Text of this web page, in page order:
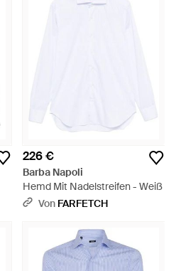
226 €
Barba Napoli
Hemd Mit Nadelstreifen - Weiß
Von FARFETCH